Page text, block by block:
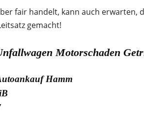
fair handelt, kann auch erwarten,
gemacht!
Motorschaden
Hamm